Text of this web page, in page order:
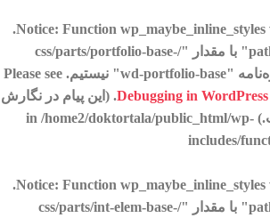
Notice: Function wp_maybe_inline_styles
.
قادر به خواندن کلید "path" با مقدار "/css/parts/portfolio-base-
Debugging in WordPressfor more information. (این پیام در نگارش
/home2/doktortala/public_html/wp-
includes/
Notice: Function wp_maybe_inline_styles
.
قادر به خواندن کلید "path" با مقدار "/css/parts/int-elem-base-